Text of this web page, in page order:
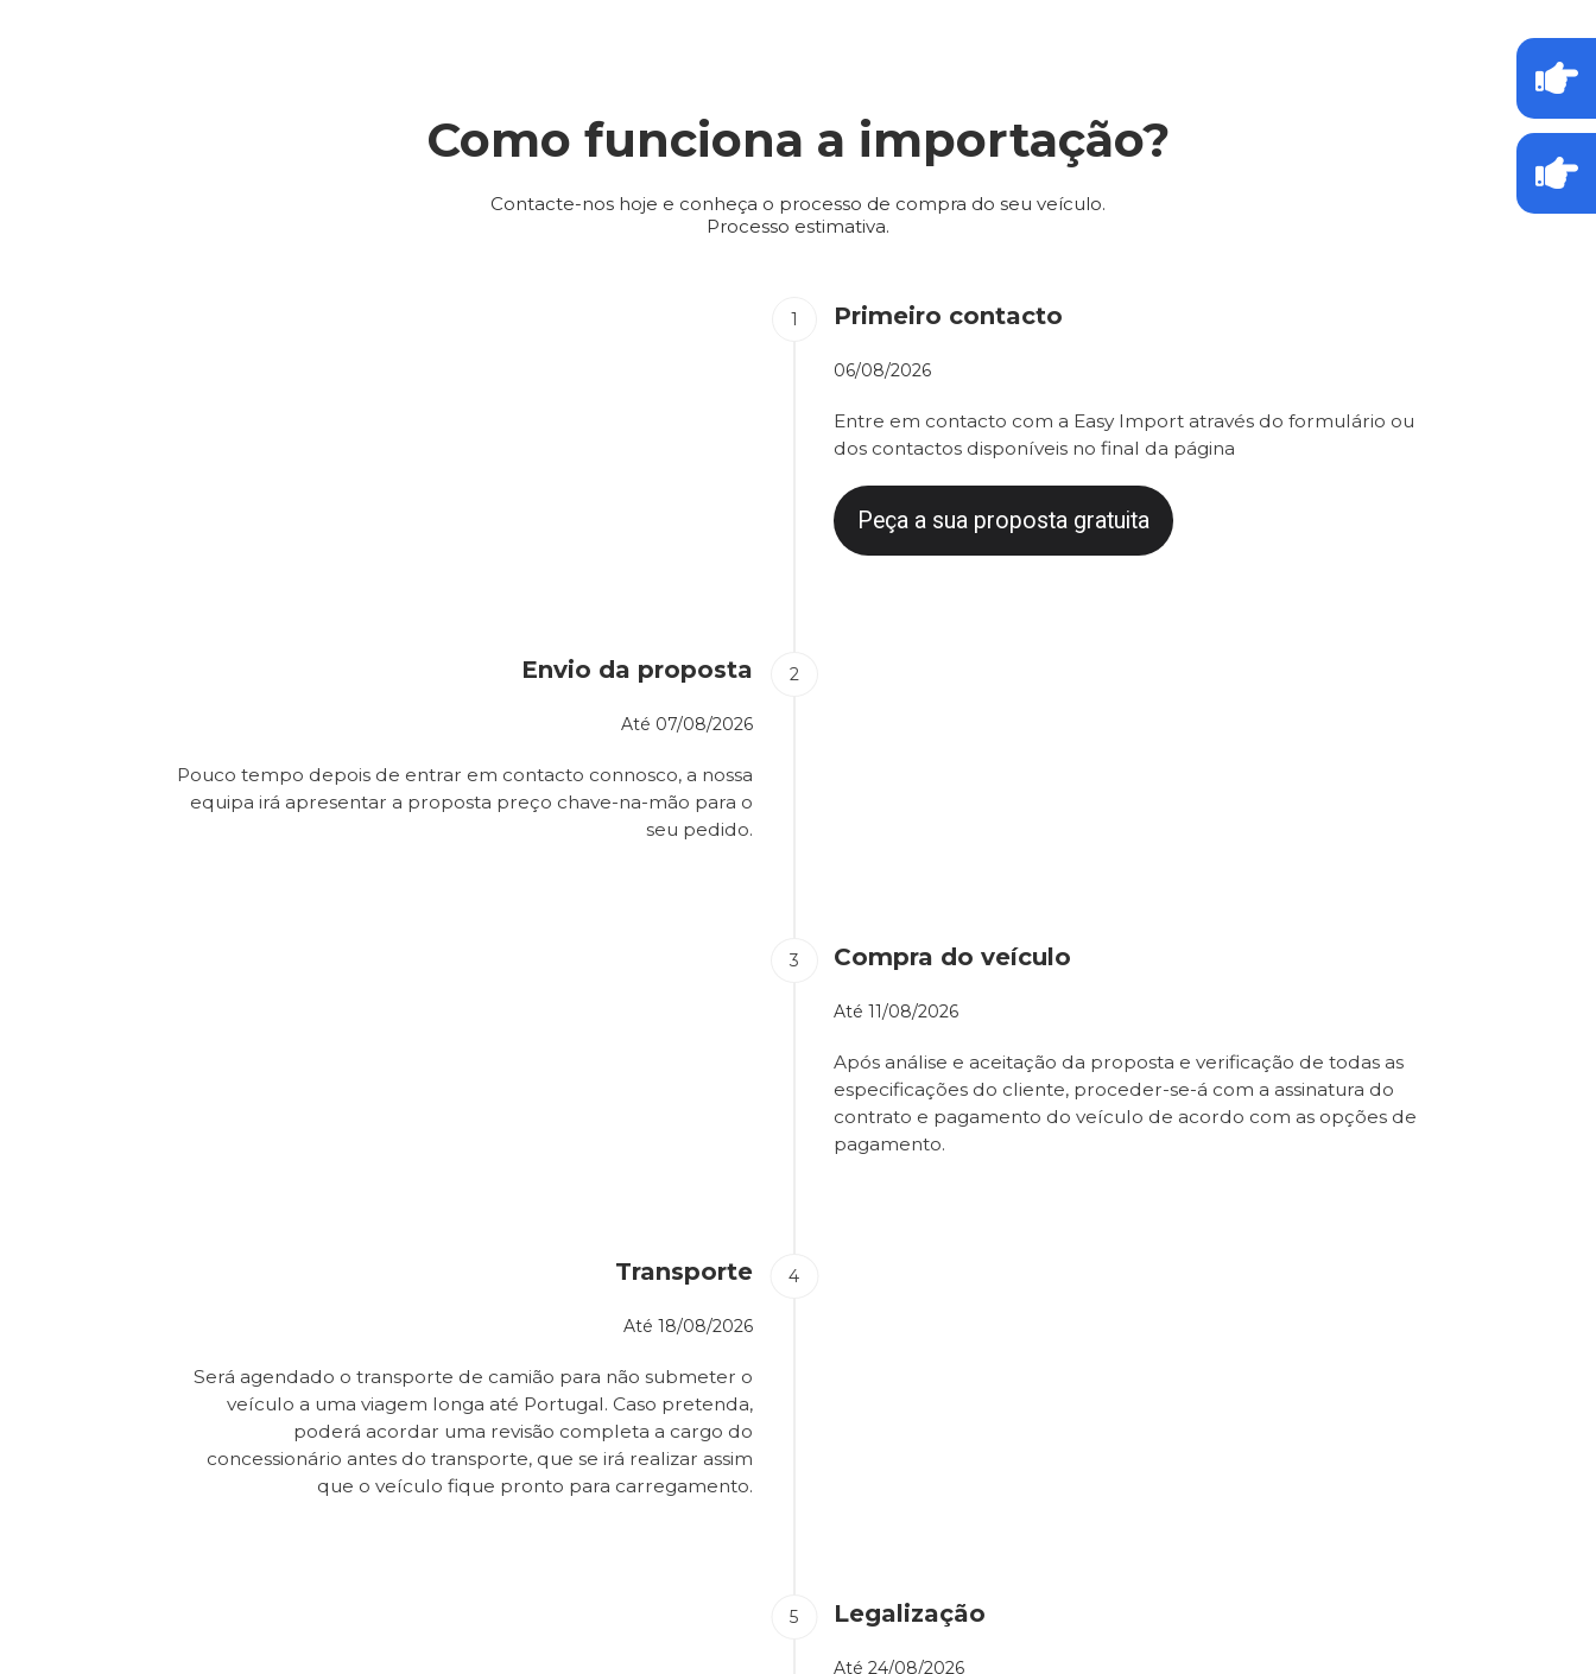
Como funciona a importação?
Contacte-nos hoje e conheça o processo de compra do seu veículo.
Processo estimativa.
Primeiro contacto
06/08/2026
Entre em contacto com a Easy Import através do formulário ou
dos contactos disponíveis no final da página
Peça a sua proposta gratuita
Envio da proposta
Até 07/08/2026
Pouco tempo depois de entrar em contacto connosco, a nossa
equipa irá apresentar a proposta preço chave-na-mão para o
seu pedido.
Compra do veículo
Até 11/08/2026
Após análise e aceitação da proposta e verificação de todas as
especificações do cliente, proceder-se-á com a assinatura do
contrato e pagamento do veículo de acordo com as opções de
pagamento.
Transporte
Até 18/08/2026
Será agendado o transporte de camião para não submeter o
veículo a uma viagem longa até Portugal. Caso pretenda,
poderá acordar uma revisão completa a cargo do
concessionário antes do transporte, que se irá realizar assim
que o veículo fique pronto para carregamento.
Legalização
Até 24/08/2026